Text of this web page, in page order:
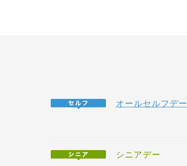
オールセルフデー
シニアデー